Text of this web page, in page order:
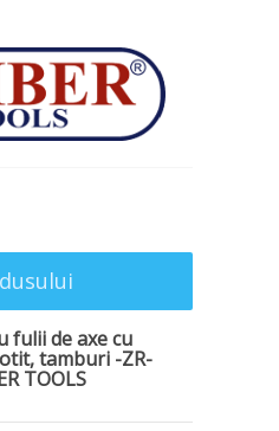
fulii de axe cu
tamburi -ZR-
TOOLS